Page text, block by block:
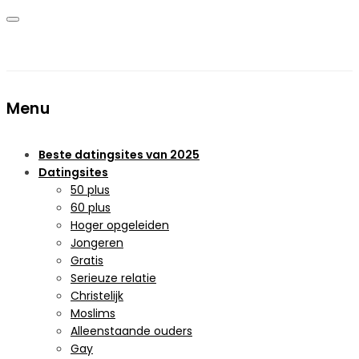
Menu
Beste datingsites van 2025
Datingsites
50 plus
60 plus
Hoger opgeleiden
Jongeren
Gratis
Serieuze relatie
Christelijk
Moslims
Alleenstaande ouders
Gay